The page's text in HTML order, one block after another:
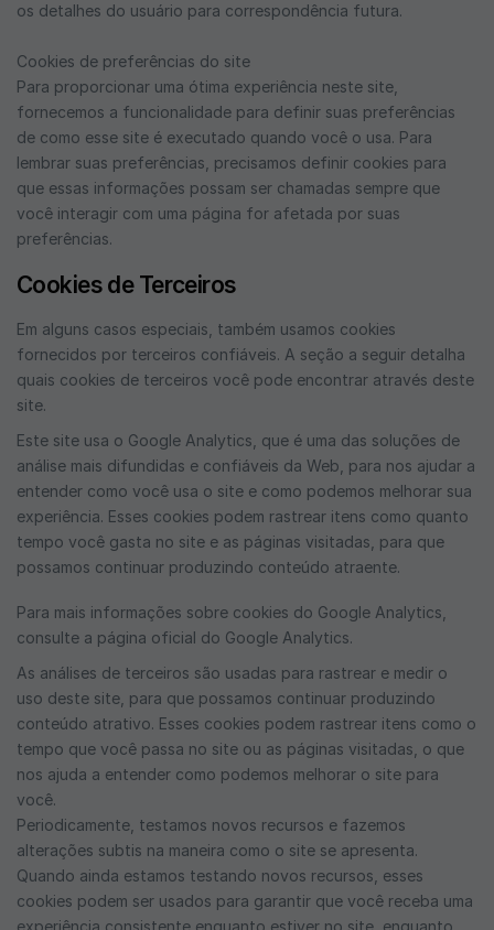
os detalhes do usuário para correspondência futura.
Cookies de preferências do site
Para proporcionar uma ótima experiência neste site,
fornecemos a funcionalidade para definir suas preferências
de como esse site é executado quando você o usa. Para
lembrar suas preferências, precisamos definir cookies para
que essas informações possam ser chamadas sempre que
você interagir com uma página for afetada por suas
preferências.
Cookies de Terceiros
Em alguns casos especiais, também usamos cookies
fornecidos por terceiros confiáveis. A seção a seguir detalha
quais cookies de terceiros você pode encontrar através deste
site.
Este site usa o Google Analytics, que é uma das soluções de
análise mais difundidas e confiáveis ​​da Web, para nos ajudar a
entender como você usa o site e como podemos melhorar sua
experiência. Esses cookies podem rastrear itens como quanto
tempo você gasta no site e as páginas visitadas, para que
possamos continuar produzindo conteúdo atraente.
Para mais informações sobre cookies do Google Analytics,
consulte a página oficial do Google Analytics.
As análises de terceiros são usadas para rastrear e medir o
uso deste site, para que possamos continuar produzindo
conteúdo atrativo. Esses cookies podem rastrear itens como o
tempo que você passa no site ou as páginas visitadas, o que
nos ajuda a entender como podemos melhorar o site para
você.
Periodicamente, testamos novos recursos e fazemos
alterações subtis na maneira como o site se apresenta.
Quando ainda estamos testando novos recursos, esses
cookies podem ser usados ​​para garantir que você receba uma
experiência consistente enquanto estiver no site, enquanto